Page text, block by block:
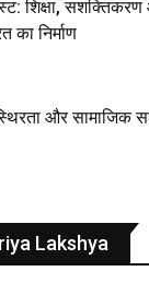
शिक्षा,
का निर्माण
और सामाजिक
Lakshya